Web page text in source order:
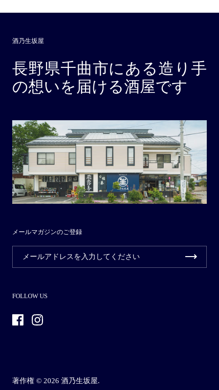
酒乃生坂屋
長野県千曲市にある造り手
の想いを届ける酒屋です
メールマガジンのご登録
FOLLOW US
FacebookInstagram
著作権 © 2026 酒乃生坂屋.